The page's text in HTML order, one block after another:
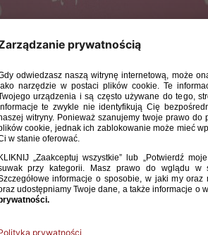
obsadę sędziowską 34. kolejki